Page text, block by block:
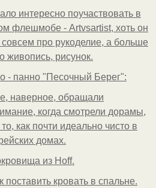
интересно поучаствовать в
флешмобе - Artvsartist, хоть он
совсем про рукоделие, а больше
живопись, рисунок.
- панно "Песочный Берег":
наверное, обращали
когда смотрели дорамы,
как почти идеально чисто в
домах.
из Hoff.
поставить кровать в спальне.